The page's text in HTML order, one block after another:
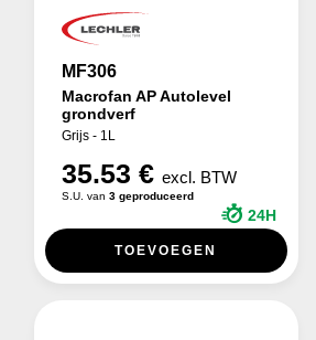
MF306
Macrofan AP Autolevel
grondverf
Grijs - 1L
35.53 € excl. BTW
S.U. van 3 geproduceerd
24H
TOEVOEGEN